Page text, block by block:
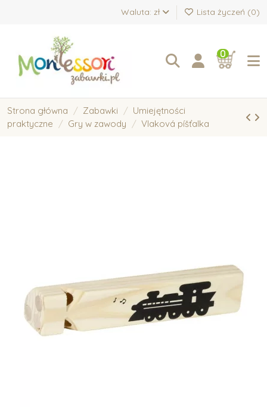
Waluta: zł Lista życzeń (0)
0
Strona główna Zabawki
Umiejętności
praktyczne
Gry w zawody Vlaková píšťalka